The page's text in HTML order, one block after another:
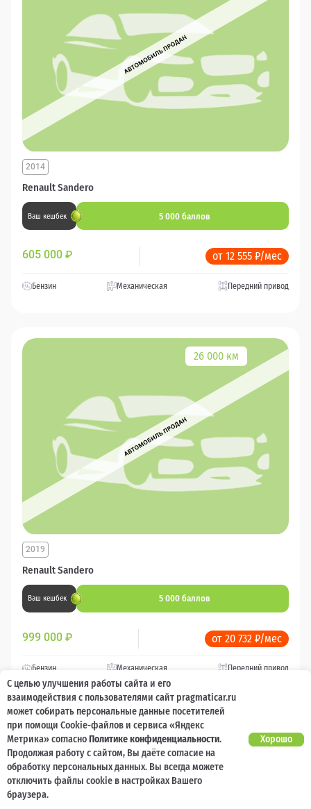
Renault Sandero
2014
Ваш кешбек 5 000 баллов
605 000 ₽ от 12 555 ₽/мес
Бензин Механическая Передний привод
26 000 км
Renault Sandero
2019
Ваш кешбек 5 000 баллов
999 000 ₽ от 20 732 ₽/мес
Бензин Механическая Передний привод
С целью улучшения работы сайта и его
взаимодействия с пользователями сайт pragmaticar.ru
может собирать персональные данные посетителей
при помощи Cookie-файлов и сервиса «Яндекс
Метрика» согласноПолитике конфиденциальности.
Продолжая работу с сайтом, Вы даёте согласие на
обработку персональных данных. Вы всегда можете
отключить файлы cookie в настройках Вашего
браузера.
Хорошо